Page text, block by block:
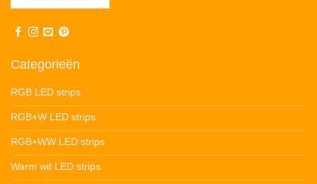
Categorieën
RGB LED strips
RGB+W LED strips
RGB+WW LED strips
Warm wit LED strips